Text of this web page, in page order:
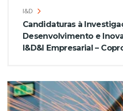
I&D
Candidaturas à
Desenvolvimento e
I&D&I Empresarial –